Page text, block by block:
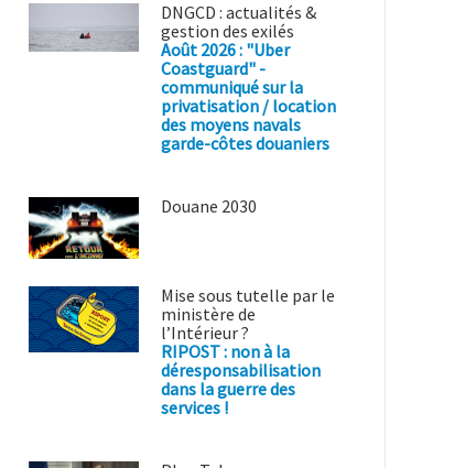
DNGCD : actualités &
gestion des exilés
Août 2026 : "Uber
Coastguard" -
communiqué sur la
privatisation / location
des moyens navals
garde-côtes douaniers
Douane 2030
Mise sous tutelle par le
ministère de
l’Intérieur ?
RIPOST : non à la
déresponsabilisation
dans la guerre des
services !